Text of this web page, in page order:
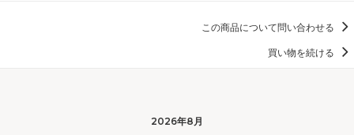
この商品について問い合わせる
買い物を続ける
2026年8月